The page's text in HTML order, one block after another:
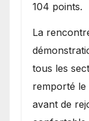
104 points.
La
tous les
remporté
avant de